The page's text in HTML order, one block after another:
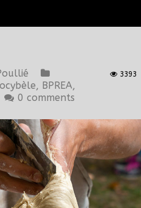
, BPREA,
0 comments
3393